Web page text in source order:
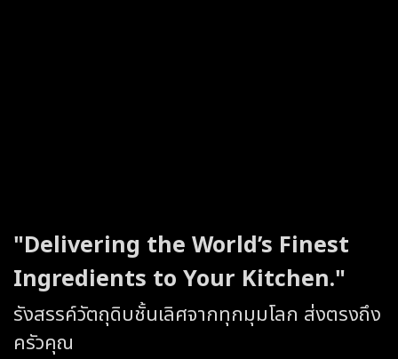
"Delivering the World’s Finest
Ingredients to Your Kitchen."
รังสรรค์วัตถุดิบชั้นเลิศจากทุกมุมโลก ส่งตรงถึง
ครัวคุณ